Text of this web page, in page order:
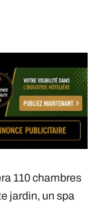
110 chambres
jardin, un spa